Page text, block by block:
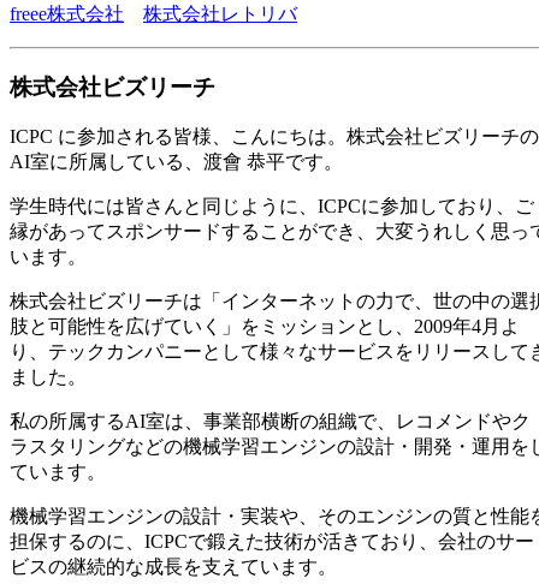
freee株式会社
株式会社レトリバ
株式会社ビズリーチ
ICPC に参加される皆様、こんにちは。株式会社ビズリーチの
AI室に所属している、渡會 恭平です。
学生時代には皆さんと同じように、ICPCに参加しており、ご
縁があってスポンサードすることができ、大変うれしく思っ
います。
株式会社ビズリーチは「インターネットの力で、世の中の選
肢と可能性を広げていく」をミッションとし、2009年4月よ
り、テックカンパニーとして様々なサービスをリリースして
ました。
私の所属するAI室は、事業部横断の組織で、レコメンドやク
ラスタリングなどの機械学習エンジンの設計・開発・運用を
ています。
機械学習エンジンの設計・実装や、そのエンジンの質と性能
担保するのに、ICPCで鍛えた技術が活きており、会社のサー
ビスの継続的な成長を支えています。